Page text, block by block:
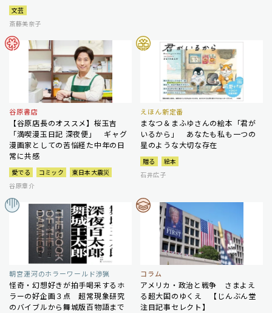
文芸
斎藤美奈子
谷原書店
【谷原店長のオススメ】桜玉吉
「満喫漫玉日記 深夜便」 ギャグ
漫画家としての苦悩経た中年の日
常に共感
愛でる コミック
東日本大震災
谷原章介
えほん新定番
まなつ＆まふゆさんの絵本「君が
いるから」 あなたも私も一つの
星のような大切な存在
贈る
絵本
石井広子
朝宮運河のホラーワールド渉猟
怪奇・幻想好きが拍手喝采するホ
ラーの好企画３点 超常現象研究
のバイブルから舞城版百物語まで
コラム
アメリカ・政治と戦争 さまよえ
る超大国のゆくえ 【じんぶん堂
注目記事セレクト】